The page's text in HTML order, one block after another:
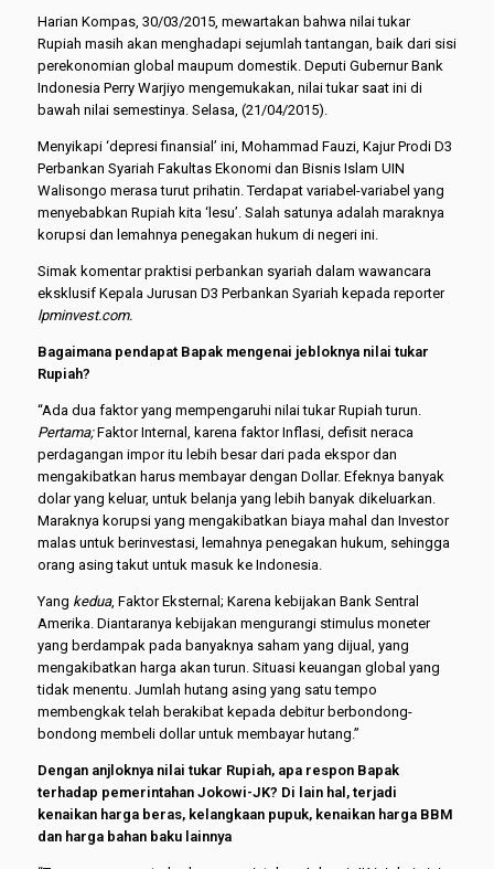
Harian Kompas, 30/03/2015, mewartakan bahwa nilai tukar
Rupiah masih akan menghadapi sejumlah tantangan, baik dari sisi
perekonomian global maupum domestik. Deputi Gubernur Bank
Indonesia Perry Warjiyo mengemukakan, nilai tukar saat ini di
bawah nilai semestinya. Selasa, (21/04/2015).
Menyikapi ‘depresi finansial’ ini, Mohammad Fauzi, Kajur Prodi D3
Perbankan Syariah Fakultas Ekonomi dan Bisnis Islam UIN
Walisongo merasa turut prihatin. Terdapat variabel-variabel yang
menyebabkan Rupiah kita ‘lesu’. Salah satunya adalah maraknya
korupsi dan lemahnya penegakan hukum di negeri ini.
Simak komentar praktisi perbankan syariah dalam wawancara
eksklusif Kepala Jurusan D3 Perbankan Syariah kepada reporter
lpminvest.com.
Bagaimana pendapat Bapak mengenai jebloknya nilai tukar
Rupiah?
“Ada dua faktor yang mempengaruhi nilai tukar Rupiah turun.
Pertama;Faktor Internal, karena faktor Inflasi, defisit neraca
perdagangan impor itu lebih besar dari pada ekspor dan
mengakibatkan harus membayar dengan Dollar. Efeknya banyak
dolar yang keluar, untuk belanja yang lebih banyak dikeluarkan.
Maraknya korupsi yang mengakibatkan biaya mahal dan Investor
malas untuk berinvestasi, lemahnya penegakan hukum, sehingga
orang asing takut untuk masuk ke Indonesia.
Yang kedua, Faktor Eksternal; Karena kebijakan Bank Sentral
Amerika. Diantaranya kebijakan mengurangi stimulus moneter
yang berdampak pada banyaknya saham yang dijual, yang
mengakibatkan harga akan turun. Situasi keuangan global yang
tidak menentu. Jumlah hutang asing yang satu tempo
membengkak telah berakibat kepada debitur berbondong-
bondong membeli dollar untuk membayar hutang.”
Dengan anjloknya nilai tukar Rupiah, apa respon Bapak
terhadap pemerintahan Jokowi-JK? Di lain hal, terjadi
kenaikan harga beras, kelangkaan pupuk, kenaikan harga BBM
dan harga bahan baku lainnya